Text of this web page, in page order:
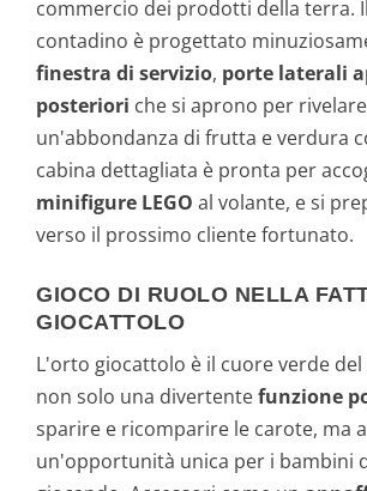
commercio dei prodotti della terra.
contadino è progettato
finestra di servizio, porte laterali
posteriori che si aprono per rivelare
un'abbondanza di frutta e verdura
cabina dettagliata è pronta per
minifigure LEGO al volante, e si
verso il prossimo cliente fortunato.
GIOCO DI RUOLO NELLA
GIOCATTOLO
L'orto giocattolo è il cuore verde
non solo una divertentefunzione
sparire e ricomparire le carote, ma
un'opportunità unica per i bambini